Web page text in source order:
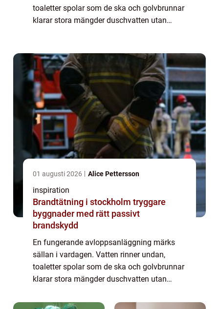
toaletter spolar som de ska och golvbrunnar
klarar stora mängder duschvatten utan
01 augusti 2026 Alice Pettersson
inspiration
Brandtätning i stockholm tryggare
byggnader med rätt passivt
brandskydd
En fungerande avloppsanläggning märks
sällan i vardagen. Vatten rinner undan,
toaletter spolar som de ska och golvbrunnar
klarar stora mängder duschvatten utan
bubbla, lukt...